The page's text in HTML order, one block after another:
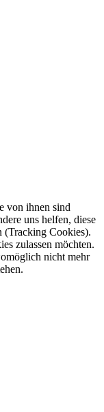
von ihnen sind
uns helfen, diese
(Tracking Cookies).
zulassen möchten.
nicht mehr